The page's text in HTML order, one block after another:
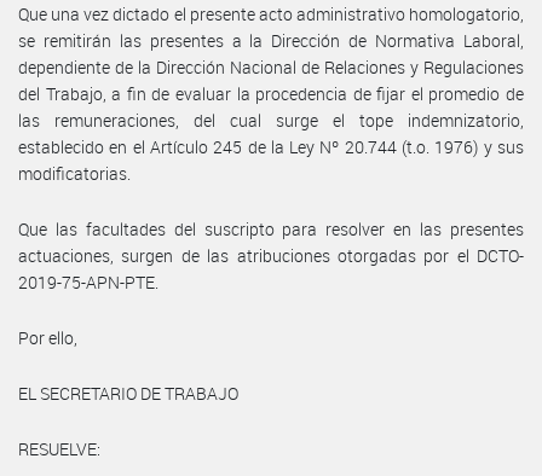
Que una vez dictado el presente acto administrativo homologatorio,
se remitirán las presentes a la Dirección de Normativa Laboral,
dependiente de la Dirección Nacional de Relaciones y Regulaciones
del Trabajo, a fin de evaluar la procedencia de fijar el promedio de
las remuneraciones, del cual surge el tope indemnizatorio,
establecido en el Artículo 245 de la Ley Nº 20.744 (t.o. 1976) y sus
modificatorias.
Que las facultades del suscripto para resolver en las presentes
actuaciones, surgen de las atribuciones otorgadas por el DCTO-
2019-75-APN-PTE.
Por ello,
EL SECRETARIO DE TRABAJO
RESUELVE: